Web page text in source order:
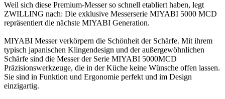
Weil sich diese Premium-Messer so schnell etabliert haben, legt
ZWILLING nach: Die exklusive Messerserie MIYABI 5000 MCD
repräsentiert die nächste MIYABI Generation.
MIYABI Messer verkörpern die Schönheit der Schärfe. Mit ihrem
typisch japanischen Klingendesign und der außergewöhnlichen
Schärfe sind die Messer der Serie MIYABI 5000MCD
Präzisionswerkzeuge, die in der Küche keine Wünsche offen lassen.
Sie sind in Funktion und Ergonomie perfekt und im Design
einzigartig.